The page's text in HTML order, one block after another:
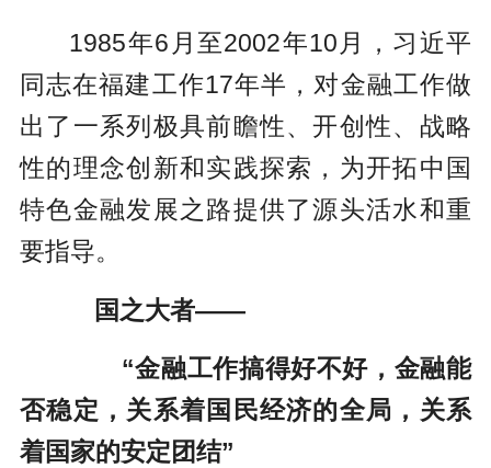
1985年6月至2002年10月，习近平
同志在福建工作17年半，对金融工作做
出了一系列极具前瞻性、开创性、战略
性的理念创新和实践探索，为开拓中国
特色金融发展之路提供了源头活水和重
要指导。
国之大者——
“金融工作搞得好不好，金融能
否稳定，关系着国民经济的全局，关系
着国家的安定团结”